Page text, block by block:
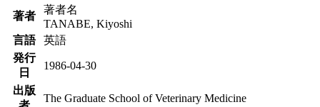
著者
著者名
TANABE, Kiyoshi
言語
英語
発行
日
1986-04-30
出版
The Graduate School of Veterinary Medicine